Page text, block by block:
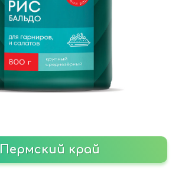
Пермский край